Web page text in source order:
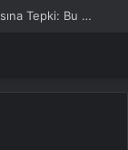
CHP Sözcüsü Sarı’dan Yeni Parti Açıklamasına Tepki: Bu Arkadaşlarımız Koltukçu